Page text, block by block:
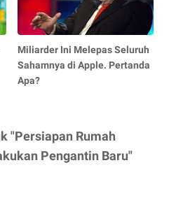
Miliarder Ini Melepas Seluruh
Sahamnya di Apple. Pertanda
Apa?
"Persiapan Rumah
Pengantin Baru"